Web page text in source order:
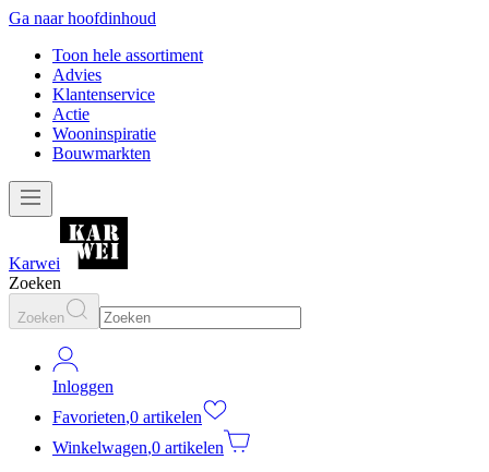
Ga naar hoofdinhoud
Toon hele assortiment
Advies
Klantenservice
Actie
Wooninspiratie
Bouwmarkten
Karwei
Zoeken
Zoeken
Inloggen
Favorieten,0 artikelen
Winkelwagen,0 artikelen